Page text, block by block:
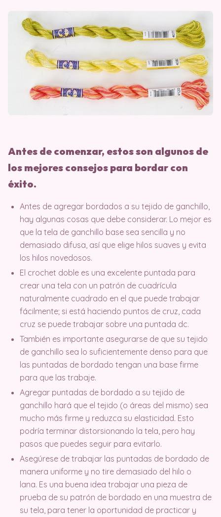
Antes de comenzar, estos son algunos de
los mejores consejos para bordar con
éxito.
Antes de agregar bordados a su tejido de ganchillo,
hay algunas cosas que debe considerar. Lo mejor es
que la tela de ganchillo base sea sencilla y no
demasiado difusa, así que elige hilos suaves y evita
los hilos novedosos.
El crochet doble es una excelente puntada para
crear una tela con un patrón de cuadrícula
naturalmente cuadrado en el que puede trabajar
fácilmente; si está haciendo puntos de cruz, cada
cruz se puede trabajar sobre una puntada dc.
También es importante asegurarse de que su tejido
de ganchillo sea lo suficientemente denso para que
las puntadas de bordado tengan una base firme
para que las trabaje.
Agregar puntadas de bordado a su tejido de
ganchillo hará que el tejido (o áreas del mismo) sea
mucho más firme y reduzca su elasticidad. Esto
podría terminar distorsionando la tela, pero hay
pasos que puedes seguir para evitarlo.
Asegúrese de trabajar las puntadas de bordado de
manera uniforme y no tire demasiado del hilo o
lana. Es una buena idea trabajar una pieza de
prueba de su patrón de bordado en una muestra de
su tela, para tener la oportunidad de practicar y